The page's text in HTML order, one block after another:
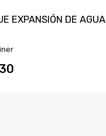
EXPANSIÓN DE AGUA